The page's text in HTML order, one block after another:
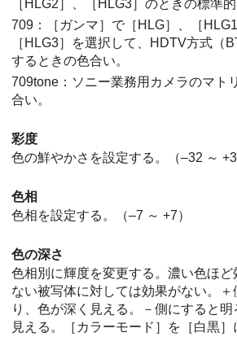
［HLG2］
［HLG3］ のときの標準的
709 ： ［ガンマ］ で ［HLG］ ［HLG1
［HLG3］
を選択して、HDTV方式（
するときの色合い。
709tone ：ソニー業務用カメラのマト
合い。
彩度
色の鮮やかさを設定する。（–32 ～
色相
色相を設定する。（–7 ～ +7）
色の深さ
色相別に輝度を変更する。濃い色ほ
ない被写体に対しては効果がない。
り、色が深く見える。－側にすると明
見える。
［カラーモード］ を ［白黒］